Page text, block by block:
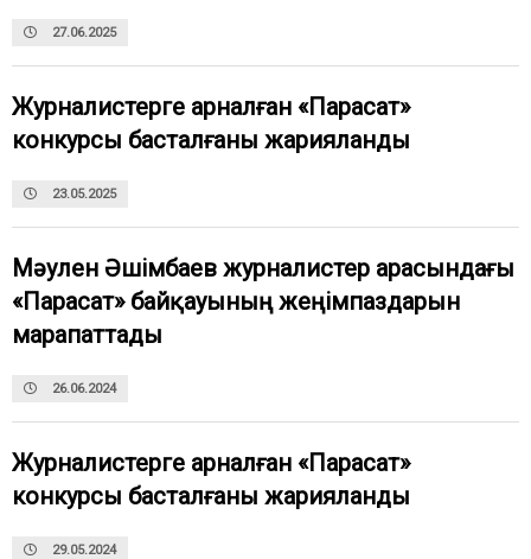
27.06.2025
Журналистерге арналған «Парасат»
конкурсы басталғаны жарияланды
23.05.2025
Мәулен Әшімбаев журналистер арасындағы
«Парасат» байқауының жеңімпаздарын
марапаттады
26.06.2024
Журналистерге арналған «Парасат»
конкурсы басталғаны жарияланды
29.05.2024